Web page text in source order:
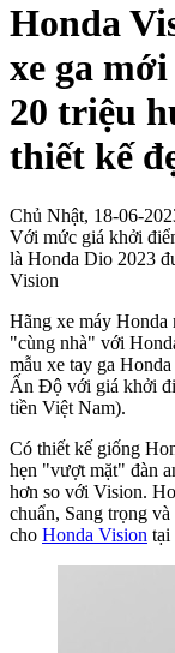
Honda
xe ga
20 triệu
thiết kế
Chủ Nhật, 18-06-
Với mức giá khởi
là Honda Dio 2023
Vision
Hãng xe máy Honda
"cùng nhà" với
mẫu xe tay ga
Ấn Độ với giá khởi
tiền Việt Nam).
Có thiết kế giống
hẹn "vượt mặt" đàn
hơn so với Vision.
chuẩn, Sang trọng
cho Honda Vision tại